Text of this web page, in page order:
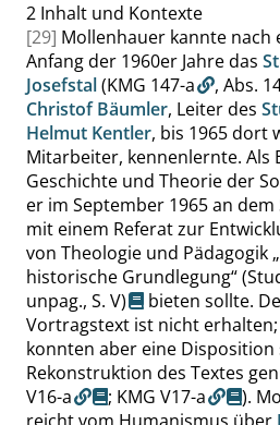
2 Inhalt und Kontexte
[29] Mollenhauer kannte nach
Anfang der 1960er Jahre das
Josefstal(KMG 147-a , Abs.
Christof Bäumler, Leiter des
Helmut Kentler, bis 1965 dort
Mitarbeiter, kennenlernte. Als
Geschichte und Theorie der
er im September 1965 an
mit einem Referat zur
von Theologie und Pädagogik „
historische Grundlegung“
unpag., S. V)
bieten sollte.
Vortragstext ist nicht
konnten aber eine Disposition
Rekonstruktion des Textes
V16-a
; KMG V17-a
).